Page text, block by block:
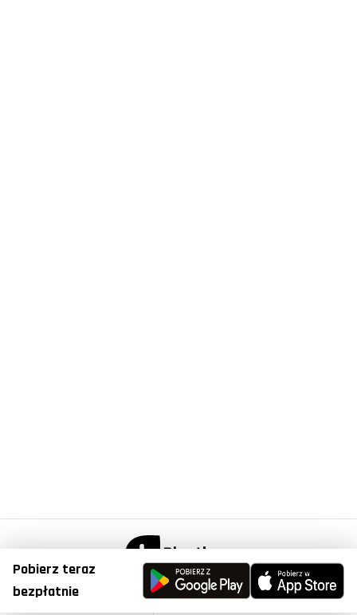
Pobierz teraz
bezpłatnie© Copyright 2023, Plantis . All Right Reserved.